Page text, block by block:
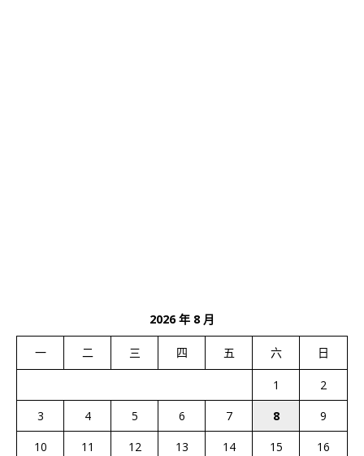
2026 年 8 月
一 二 三 四 五 六 日
1
2
3
4 5 6 7 8
9
10
11 12 13 14 15
16